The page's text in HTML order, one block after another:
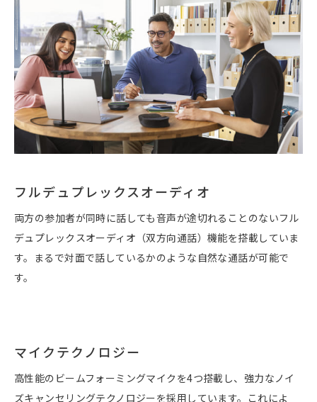
フルデュプレックスオーディオ
両方の参加者が同時に話しても音声が途切れることのないフル
デュプレックスオーディオ（双方向通話）機能を搭載していま
す。まるで対面で話しているかのような自然な通話が可能で
す。
マイクテクノロジー
高性能のビームフォーミングマイクを4つ搭載し、強力なノイ
ズキャンセリングテクノロジーを採用しています。これによ